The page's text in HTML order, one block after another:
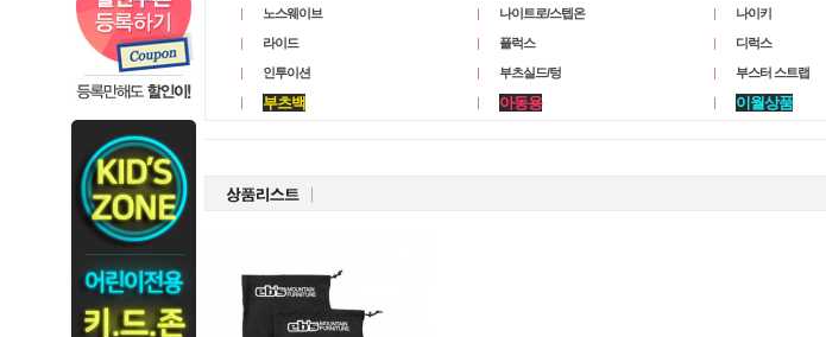
노스웨이브 나이트로/스텝온 나이키
라이드
플럭스 디럭스
인투이션 부츠실드/텅 부스터 스트랩
부츠백 아동용 이월상품